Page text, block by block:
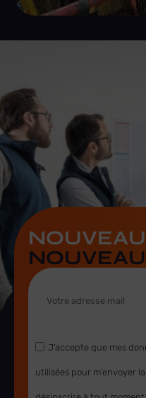
J’accepte que mes
utilisées pour m’envoyer